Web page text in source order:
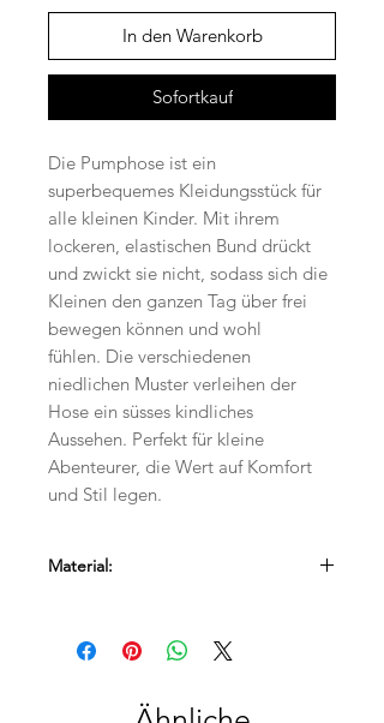
In den Warenkorb
Sofortkauf
Die Pumphose ist ein
superbequemes Kleidungsstück für
alle kleinen Kinder. Mit ihrem
lockeren, elastischen Bund drückt
und zwickt sie nicht, sodass sich die
Kleinen den ganzen Tag über frei
bewegen können und wohl
fühlen. Die verschiedenen
niedlichen Muster verleihen der
Hose ein süsses kindliches
Aussehen. Perfekt für kleine
Abenteurer, die Wert auf Komfort
und Stil legen.
Material:
5% Elasthan